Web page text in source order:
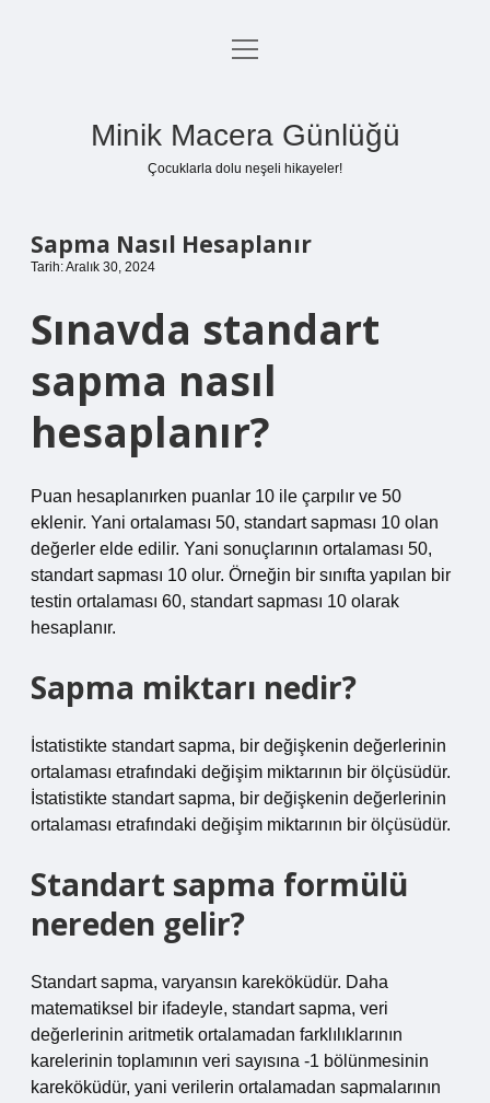
Anasayfa
menüyü
Minik Macera Günlüğü
Çocuklarla dolu neşeli hikayeler!
Sapma Nasıl Hesaplanır
Tarih: Aralık 30, 2024
Sınavda standart
sapma nasıl
hesaplanır?
Puan hesaplanırken puanlar 10 ile çarpılır ve 50
eklenir. Yani ortalaması 50, standart sapması 10 olan
değerler elde edilir. Yani sonuçlarının ortalaması 50,
standart sapması 10 olur. Örneğin bir sınıfta yapılan bir
testin ortalaması 60, standart sapması 10 olarak
hesaplanır.
Sapma miktarı nedir?
İstatistikte standart sapma, bir değişkenin değerlerinin
ortalaması etrafındaki değişim miktarının bir ölçüsüdür.
İstatistikte standart sapma, bir değişkenin değerlerinin
ortalaması etrafındaki değişim miktarının bir ölçüsüdür.
Standart sapma formülü
nereden gelir?
Standart sapma, varyansın kareköküdür. Daha
matematiksel bir ifadeyle, standart sapma, veri
değerlerinin aritmetik ortalamadan farklılıklarının
karelerinin toplamının veri sayısına -1 bölünmesinin
kareköküdür, yani verilerin ortalamadan sapmalarının